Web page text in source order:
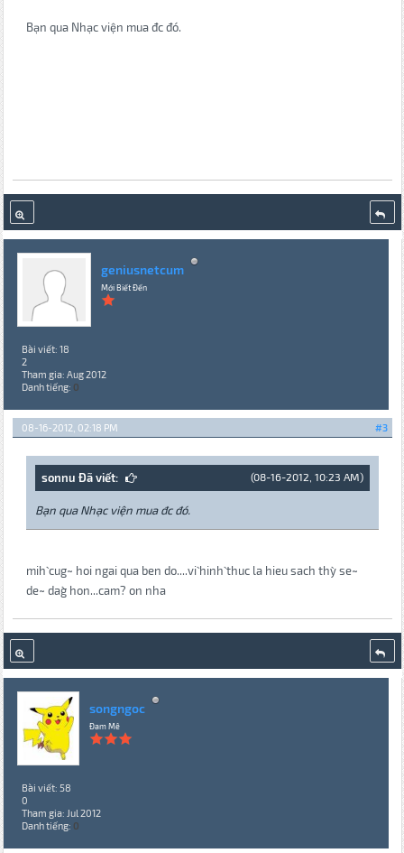
Bạn qua Nhạc viện mua đc đó.
geniusnetcum
Mới Biết Đến
Bài viết: 18
2
Tham gia: Aug 2012
Danh tiếng: 0
#3
08-16-2012, 02:18 PM
(08-16-2012, 10:23 AM)
sonnu Đã viết:
Bạn qua Nhạc viện mua đc đó.
mih` cug~ hoi ngai qua ben do....vi` hinh` thuc la hieu sach thy` se~
de~ dag` hon...cam? on nha
songngoc
Đam Mê
Bài viết: 58
0
Tham gia: Jul 2012
Danh tiếng: 0